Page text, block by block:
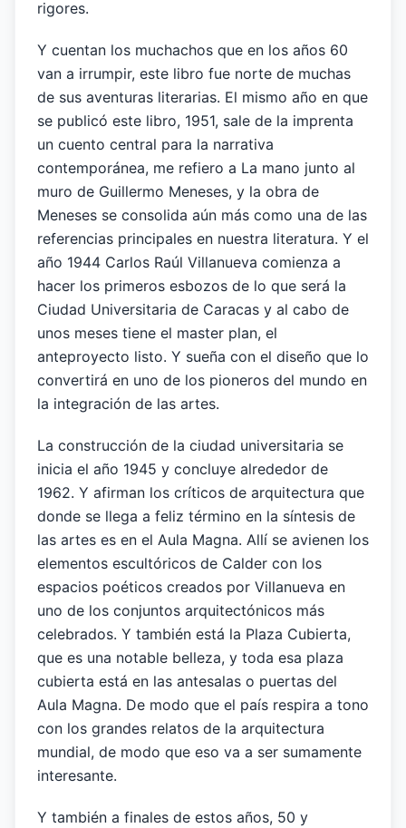
rigores.
Y cuentan los muchachos que en los años 60
van a irrumpir, este libro fue norte de muchas
de sus aventuras literarias. El mismo año en que
se publicó este libro, 1951, sale de la imprenta
un cuento central para la narrativa
contemporánea, me refiero a La mano junto al
muro de Guillermo Meneses, y la obra de
Meneses se consolida aún más como una de las
referencias principales en nuestra literatura. Y el
año 1944 Carlos Raúl Villanueva comienza a
hacer los primeros esbozos de lo que será la
Ciudad Universitaria de Caracas y al cabo de
unos meses tiene el master plan, el
anteproyecto listo. Y sueña con el diseño que lo
convertirá en uno de los pioneros del mundo en
la integración de las artes.
La construcción de la ciudad universitaria se
inicia el año 1945 y concluye alrededor de
1962. Y afirman los críticos de arquitectura que
donde se llega a feliz término en la síntesis de
las artes es en el Aula Magna. Allí se avienen los
elementos escultóricos de Calder con los
espacios poéticos creados por Villanueva en
uno de los conjuntos arquitectónicos más
celebrados. Y también está la Plaza Cubierta,
que es una notable belleza, y toda esa plaza
cubierta está en las antesalas o puertas del
Aula Magna. De modo que el país respira a tono
con los grandes relatos de la arquitectura
mundial, de modo que eso va a ser sumamente
interesante.
Y también a finales de estos años, 50 y